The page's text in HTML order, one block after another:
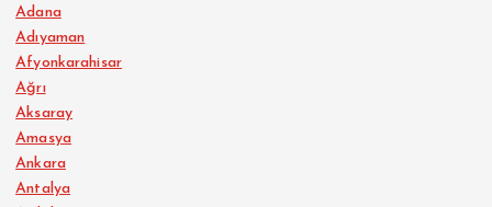
Adana
Adıyaman
Afyonkarahisar
Ağrı
Aksaray
Amasya
Ankara
Antalya